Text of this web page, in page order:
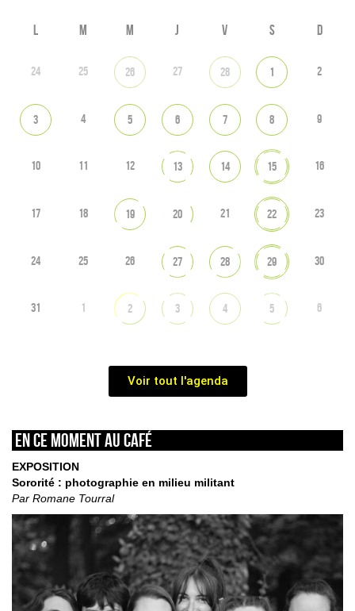
L M M J V S D
24 25 26 27 28 1 2
3 4 5 6 7 8 9
10 11 12 13 14 15 16
17 18 19 20 21 22 23
24 25 26 27 28 29 30
31 1 2 3 4 5 6
Voir tout l'agenda
En ce moment au café
EXPOSITION
Sororité : photographie en milieu militant
Par Romane Tourral